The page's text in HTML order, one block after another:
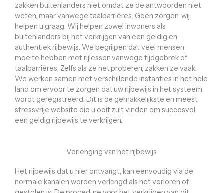
zakken buitenlanders niet omdat ze de antwoorden niet
weten, maar vanwege taalbarrières. Geen zorgen, wij
helpen u graag. Wij helpen zowel inwoners als
buitenlanders bij het verkrijgen van een geldig en
authentiek rijbewijs. We begrijpen dat veel mensen
moeite hebben met rijlessen vanwege tijdgebrek of
taalbarrières. Zelfs als ze het proberen, zakken ze vaak.
We werken samen met verschillende instanties in het hele
land om ervoor te zorgen dat uw rijbewijs in het systeem
wordt geregistreerd. Dit is de gemakkelijkste en meest
stressvrije website die u ooit zult vinden om succesvol
een geldig rijbewijs te verkrijgen.
Verlenging van het rijbewijs
Het rijbewijs dat u hier ontvangt, kan eenvoudig via de
normale kanalen worden verlengd als het verloren of